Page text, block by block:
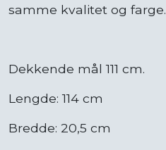
samme kvalitet og farge.
Dekkende mål 111 cm.
Lengde: 114 cm
Bredde: 20,5 cm